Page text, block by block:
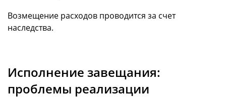
Возмещение расходов проводится за счет
наследства.
Исполнение завещания:
проблемы реализации